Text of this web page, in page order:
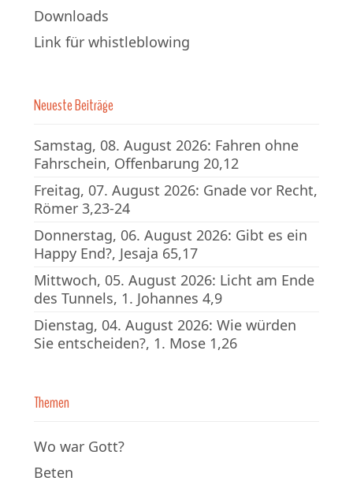
Downloads
Link für whistleblowing
Neueste Beiträge
Samstag, 08. August 2026: Fahren ohne
Fahrschein, Offenbarung 20,12
Freitag, 07. August 2026: Gnade vor Recht,
Römer 3,23-24
Donnerstag, 06. August 2026: Gibt es ein
Happy End?, Jesaja 65,17
Mittwoch, 05. August 2026: Licht am Ende
des Tunnels, 1. Johannes 4,9
Dienstag, 04. August 2026: Wie würden
Sie entscheiden?, 1. Mose 1,26
Themen
Wo war Gott?
Beten